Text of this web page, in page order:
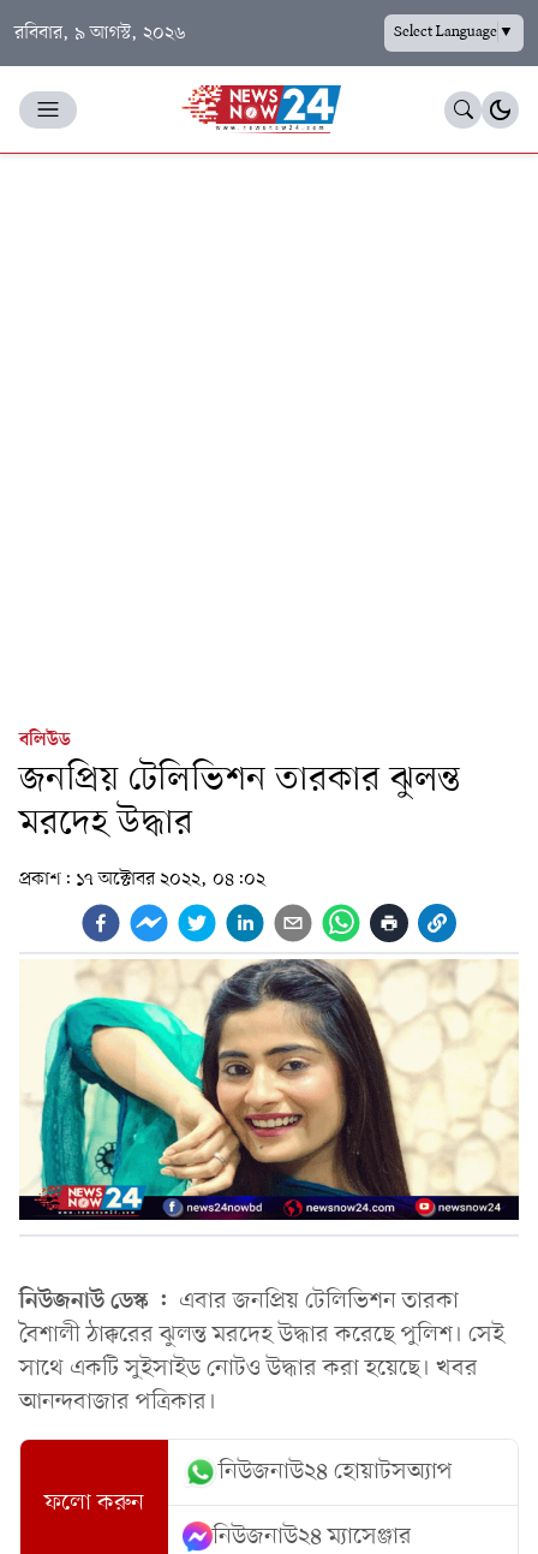
রবিবার, ৯ আগস্ট, ২০২৬ Select Language▼
বলিউড
জনপ্রিয় টেলিভিশন তারকার ঝুলন্ত
মরদেহ উদ্ধার
প্রকাশ: ১৭ অক্টোবর ২০২২, ০৪:০২
নিউজনাউ ডেস্ক : এবার জনপ্রিয় টেলিভিশন তারকা
বৈশালী ঠাক্করের ঝুলন্ত মরদেহ উদ্ধার করেছে পুলিশ। সেই
সাথে একটি সুইসাইড নোটও উদ্ধার করা হয়েছে। খবর
আনন্দবাজার পত্রিকার।
ফলো করুন
নিউজনাউ২৪ হোয়াটসঅ্যাপ
নিউজনাউ২৪ ম্যাসেঞ্জার